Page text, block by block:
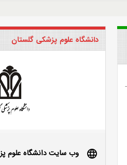
دانشگاه علوم پزشکی گلستان
language
وب سایت دانشگاه علوم